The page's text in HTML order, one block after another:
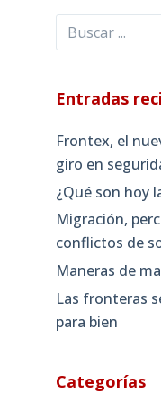
Buscar
Entradas
Frontex, el
giro en
¿Qué son hoy
Migración,
conflictos de
Maneras de
Las fronteras
para bien
Categorías